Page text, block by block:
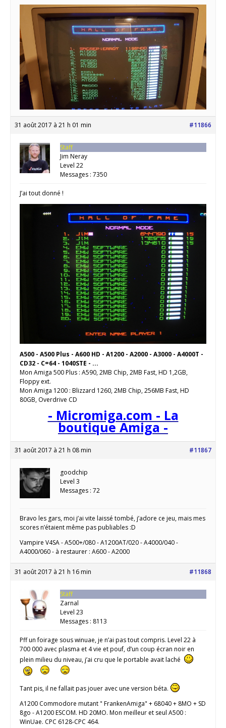
31 août 2017 à 21 h 01 min #11866
Staff
Jim Neray
Level 22
Messages : 7350
J’ai tout donné !
A500 - A500 Plus - A600 HD - A1200 - A2000 - A3000 - A4000T -
CD32 - C=64 - 1040STE - ...
Mon Amiga 500 Plus : A590, 2MB Chip, 2MB Fast, HD 1,2GB,
Floppy ext.
Mon Amiga 1200 : Blizzard 1260, 2MB Chip, 256MB Fast, HD
80GB, Overdrive CD
- Micromiga.com - La
boutique Amiga -
31 août 2017 à 21 h 08 min #11867
goodchip
Level 3
Messages : 72
Bravo les gars, moi j’ai vite laissé tombé, j’adore ce jeu, mais mes
scores n’étaient même pas publiables :D
Vampire V4SA - A500+/080 - A1200AT/020 - A4000/040 -
A4000/060 - à restaurer : A600 - A2000
31 août 2017 à 21 h 16 min #11868
Staff
Zarnal
Level 23
Messages : 8113
Pff un foirage sous winuae, je n’ai pas tout compris. Level 22 à
700 000 avec plasma et 4 vie et pouf, d’un coup écran noir en
plein milieu du niveau, j’ai cru que le portable avait laché
Tant pis, il ne fallait pas jouer avec une version béta.
A1200 Commodore mutant " FrankenAmiga" + 68040 + 8MO + SD
8go - A1200 ESCOM. HD 20MO. Mon meilleur et seul A500 :
WinUae. CPC 6128-CPC 464.